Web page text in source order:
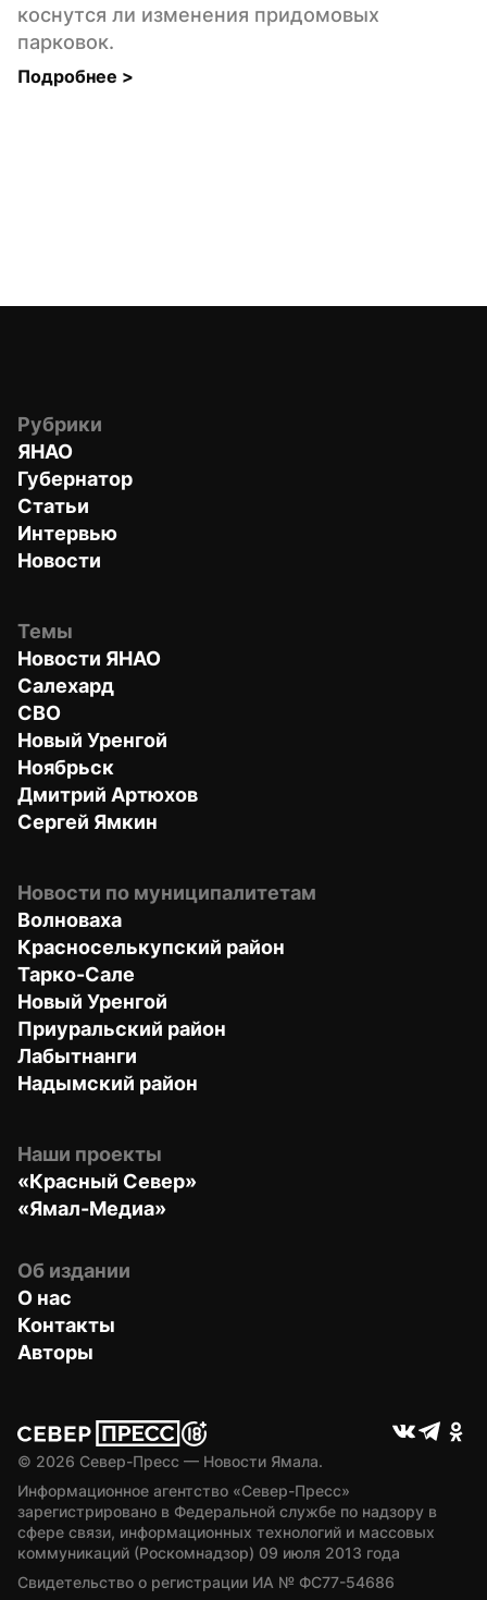
коснутся ли изменения придомовых
парковок.
Подробнее >
Рубрики
ЯНАО
Губернатор
Статьи
Интервью
Новости
Темы
Новости ЯНАО
Салехард
СВО
Новый Уренгой
Ноябрьск
Дмитрий Артюхов
Сергей Ямкин
Новости по муниципалитетам
Волноваха
Красноселькупский район
Тарко-Сале
Новый Уренгой
Приуральский район
Лабытнанги
Надымский район
Наши проекты
«Красный Север»
«Ямал-Медиа»
Об издании
О нас
Контакты
Авторы
© 2026 Север-Пресс — Новости Ямала.
Информационное агентство «Север-Пресс»
зарегистрировано в Федеральной службе по надзору в
сфере связи, информационных технологий и массовых
коммуникаций (Роскомнадзор) 09 июля 2013 года
Свидетельство о регистрации ИА № ФС77-54686